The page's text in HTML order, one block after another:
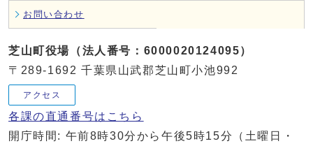
お問い合わせ
芝山町役場（法人番号：6000020124095）
〒289-1692 千葉県山武郡芝山町小池992
アクセス
各課の直通番号はこちら
開庁時間: 午前8時30分から午後5時15分（土曜日・